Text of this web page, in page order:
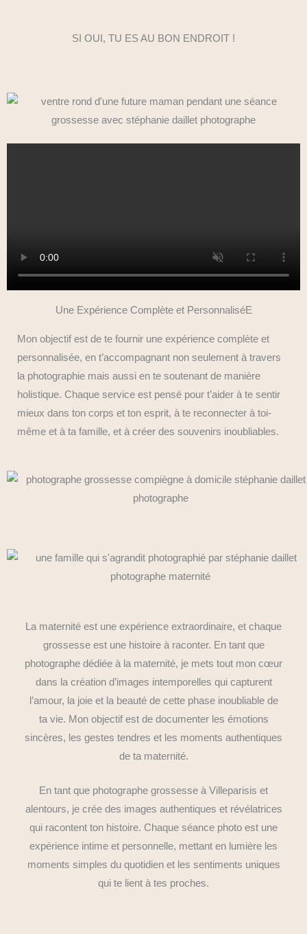
SI OUI, TU ES AU BON ENDROIT !
Une Expérience Complète et PersonnaliséE
Mon objectif est de te fournir une expérience complète et
personnalisée, en t’accompagnant non seulement à travers
la photographie mais aussi en te soutenant de manière
holistique. Chaque service est pensé pour t’aider à te sentir
mieux dans ton corps et ton esprit, à te reconnecter à toi-
même et à ta famille, et à créer des souvenirs inoubliables.
La maternité est une expérience extraordinaire, et chaque
grossesse est une histoire à raconter. En tant que
photographe dédiée à la maternité, je mets tout mon cœur
dans la création d’images intemporelles qui capturent
l’amour, la joie et la beauté de cette phase inoubliable de
ta vie. Mon objectif est de documenter les émotions
sincères, les gestes tendres et les moments authentiques
de ta maternité.
En tant que photographe grossesse à Villeparisis et
alentours, je crée des images authentiques et révélatrices
qui racontent ton histoire. Chaque séance photo est une
expérience intime et personnelle, mettant en lumière les
moments simples du quotidien et les sentiments uniques
qui te lient à tes proches.